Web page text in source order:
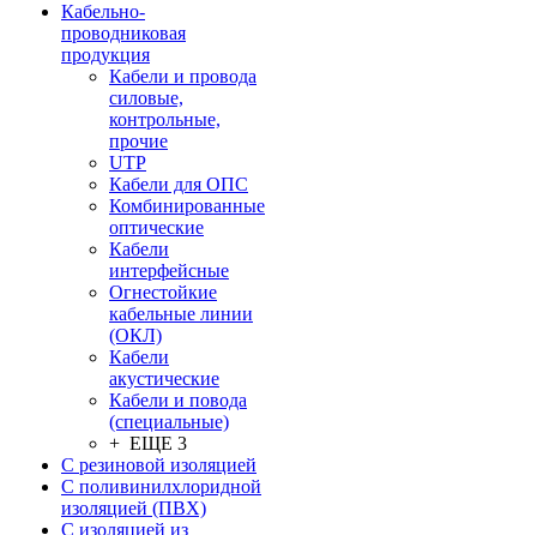
Кабельно-
проводниковая
продукция
Кабели и провода
силовые,
контрольные,
прочие
UTP
Кабели для ОПС
Комбинированные
оптические
Кабели
интерфейсные
Огнестойкие
кабельные линии
(ОКЛ)
Кабели
акустические
Кабели и повода
(специальные)
+ ЕЩЕ 3
С резиновой изоляцией
С поливинилхлоридной
изоляцией (ПВХ)
С изоляцией из